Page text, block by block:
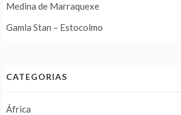
Medina de Marraquexe
Gamla Stan – Estocolmo
CATEGORIAS
África